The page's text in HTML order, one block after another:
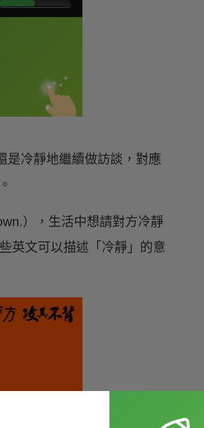
是冷靜地繼續做訪談，對應
），生活中想請對方冷靜
英文可以描述「冷靜」的意